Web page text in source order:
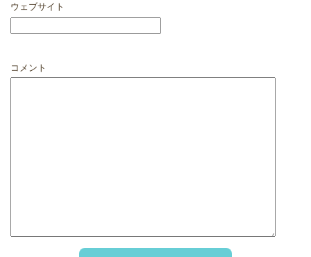
ウェブサイト
コメント